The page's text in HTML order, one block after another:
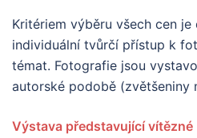
Kritériem výběru všech cen
individuální tvůrčí přístup k
témat. Fotografie jsou
autorské podobě (zvětšeniny
Výstava představující vítězné